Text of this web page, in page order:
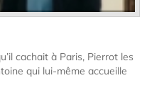
cachait à Paris, Pierrot les
qui lui-même accueille